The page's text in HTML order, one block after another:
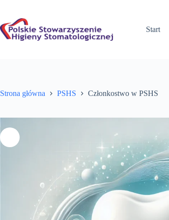
treści
Start
Strona główna PSHS Członkostwo w PSHS